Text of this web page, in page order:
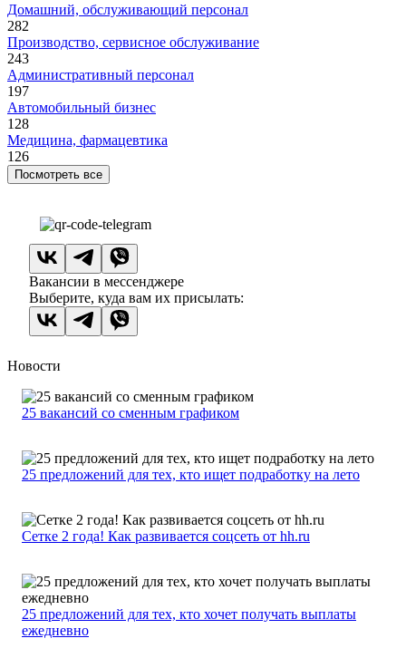
Домашний, обслуживающий персонал
282
Производство, сервисное обслуживание
243
Административный персонал
197
Автомобильный бизнес
128
Медицина, фармацевтика
126
Посмотреть все
Вакансии в мессенджере
Выберите, куда вам их присылать:
Новости
25 вакансий со сменным графиком
25 предложений для тех, кто ищет подработку на лето
Сетке 2 года! Как развивается соцсеть от hh.ru
25 предложений для тех, кто хочет получать выплаты
ежедневно